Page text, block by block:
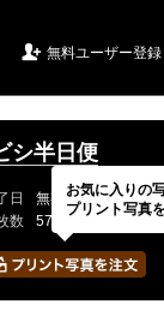
 無料ユーザー登録
シ半日便
日 無期限 イベ
数 57 / 2000枚
お気に入りの
プリント写真